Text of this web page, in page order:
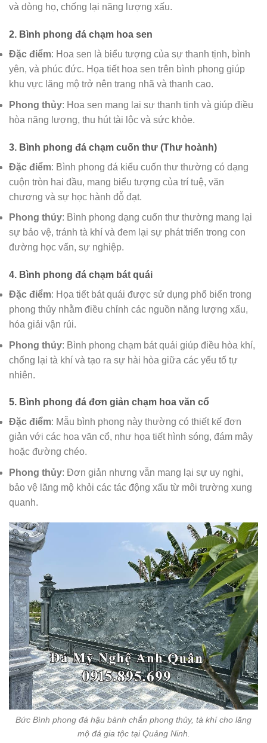
và dòng họ, chống lại năng lượng xấu.
2. Bình phong đá chạm hoa sen
Đặc điểm: Hoa sen là biểu tượng của sự thanh tịnh, bình
yên, và phúc đức. Họa tiết hoa sen trên bình phong giúp
khu vực lăng mộ trở nên trang nhã và thanh cao.
Phong thủy: Hoa sen mang lại sự thanh tịnh và giúp điều
hòa năng lượng, thu hút tài lộc và sức khỏe.
3. Bình phong đá chạm cuốn thư (Thư hoành)
Đặc điểm: Bình phong đá kiểu cuốn thư thường có dạng
cuộn tròn hai đầu, mang biểu tượng của trí tuệ, văn
chương và sự học hành đỗ đạt.
Phong thủy: Bình phong dạng cuốn thư thường mang lại
sự bảo vệ, tránh tà khí và đem lại sự phát triển trong con
đường học vấn, sự nghiệp.
4. Bình phong đá chạm bát quái
Đặc điểm: Họa tiết bát quái được sử dụng phổ biến trong
phong thủy nhằm điều chỉnh các nguồn năng lượng xấu,
hóa giải vận rủi.
Phong thủy: Bình phong chạm bát quái giúp điều hòa khí,
chống lại tà khí và tạo ra sự hài hòa giữa các yếu tố tự
nhiên.
5. Bình phong đá đơn giản chạm hoa văn cổ
Đặc điểm: Mẫu bình phong này thường có thiết kế đơn
giản với các hoa văn cổ, như họa tiết hình sóng, đám mây
hoặc đường chéo.
Phong thủy: Đơn giản nhưng vẫn mang lại sự uy nghi,
bảo vệ lăng mộ khỏi các tác động xấu từ môi trường xung
quanh.
Bức Bình phong đá hậu bành chắn phong thủy, tà khí cho lăng
mộ đá gia tộc tại Quảng Ninh.